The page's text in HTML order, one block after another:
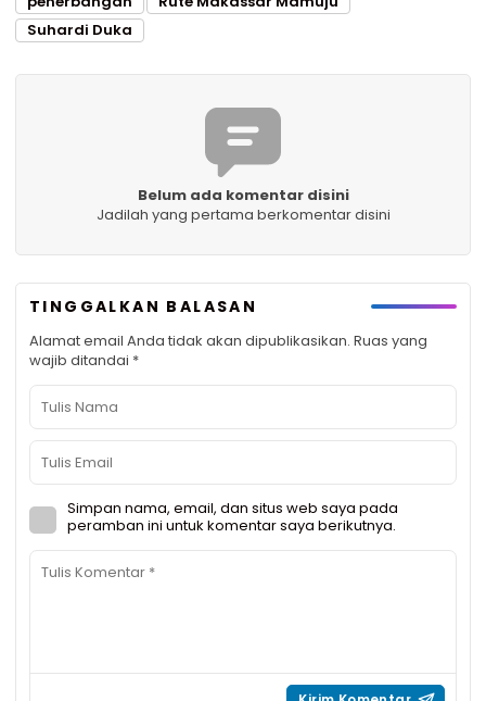
Suhardi Duka
Belum ada komentar disini
Jadilah yang pertama berkomentar disini
TINGGALKAN BALASAN
Alamat email Anda tidak akan dipublikasikan. Ruas yang
wajib ditandai *
Simpan nama, email, dan situs web saya pada
peramban ini untuk komentar saya berikutnya.